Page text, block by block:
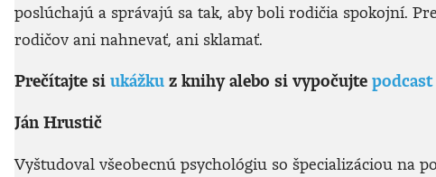
poslúchajú a správajú sa tak, aby boli rodičia spokojní.
rodičov ani nahnevať, ani sklamať.
Prečítajte si ukážku z knihy alebo si vypočujte
Ján Hrustič
Vyštudoval všeobecnú psychológiu so špecializáciou na